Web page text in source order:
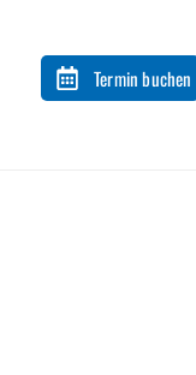
Termin buchen